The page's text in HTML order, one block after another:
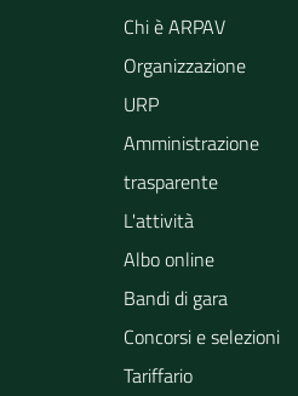
Chi è ARPAV
Organizzazione
URP
Amministrazione
trasparente
L'attività
Albo online
Bandi di gara
Concorsi e selezioni
Tariffario